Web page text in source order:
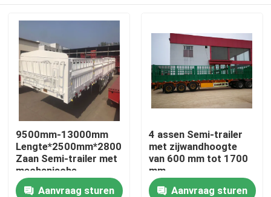
Huis
Producten
9500mm-13000mm
Lengte*2500mm*2800mm
Zaan Semi-trailer met
mechanische
ophanging
Aanvraag sturen
4 assen Semi-trailer
met zijwandhoogte
van 600 mm tot 1700
mm
Aanvraag sturen